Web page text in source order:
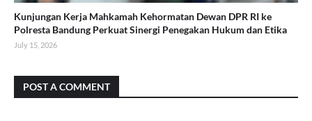
Kunjungan Kerja Mahkamah Kehormatan Dewan DPR RI ke
Polresta Bandung Perkuat Sinergi Penegakan Hukum dan Etika
July 15, 2026
POST A COMMENT